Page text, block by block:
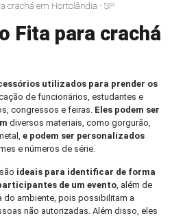
crachá em Hortolândia - SP
Fita para crachá
utilizados para prender os
de funcionários, estudantes e
congressos e feiras. Eles podem ser
diversos materiais, como gorgurão,
e podem ser personalizados
e números de série.
ideais para identificar de forma
de um evento, além de
do ambiente, pois possibilitam a
não autorizadas. Além disso, eles